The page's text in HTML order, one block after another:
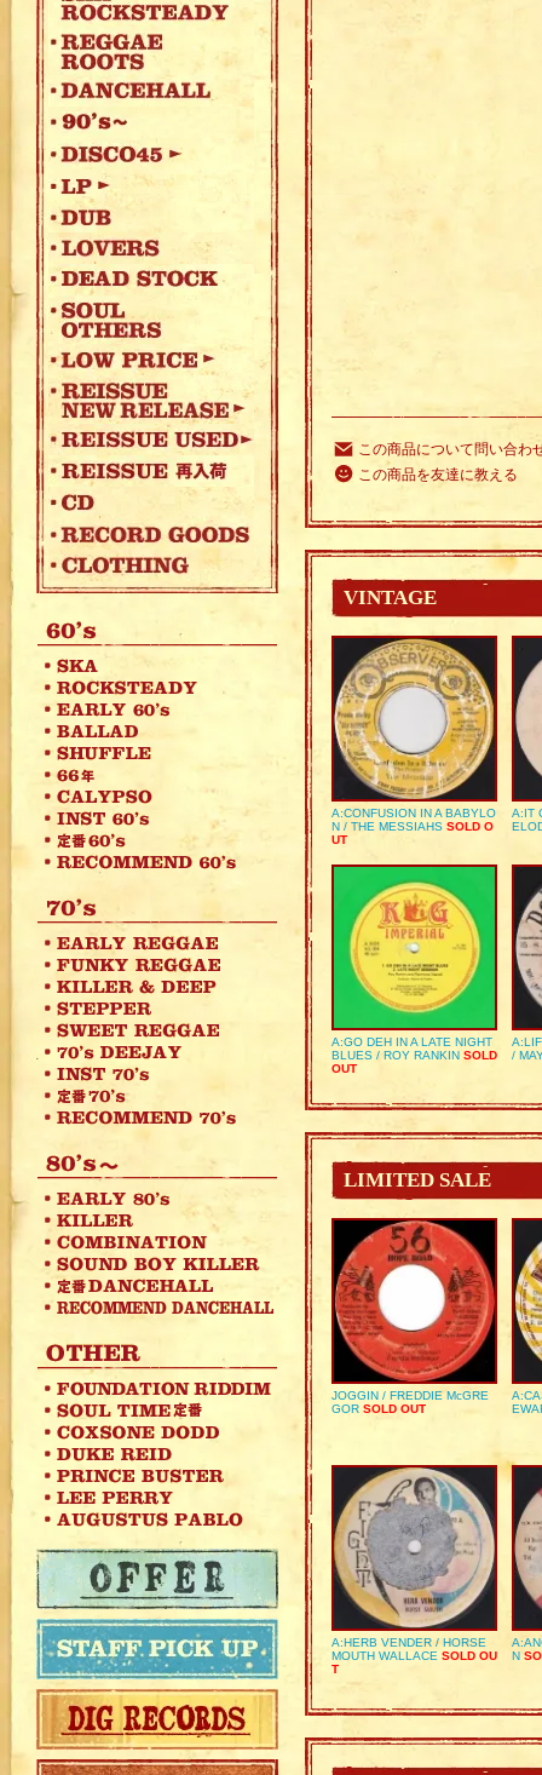
この商品について問い合わ
この商品を友達に教える
VINTAGE
A:CONFUSION IN A BABYLO
N / THE MESSIAHS SOLD O
UT
A:IT
A:GO DEH IN A LATE NIGHT
BLUES / ROY RANKIN SOLD
OUT
/
LIMITED SALE
JOGGIN / FREDDIE McGRE
GOR SOLD OUT
A:HERB VENDER / HORSE
MOUTH WALLACE SOLD OU
T
N